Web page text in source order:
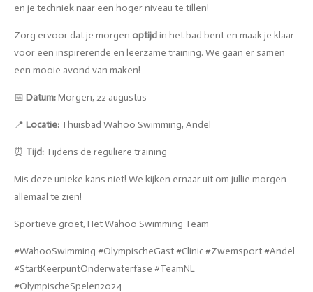
en je techniek naar een hoger niveau te tillen!
Zorg ervoor dat je morgen optijd in het bad bent en maak je klaar
voor een inspirerende en leerzame training. We gaan er samen
een mooie avond van maken!
📅 Datum:Morgen, 22 augustus
📍 Locatie: Thuisbad Wahoo Swimming, Andel
⏰ Tijd: Tijdens de reguliere training
Mis deze unieke kans niet! We kijken ernaar uit om jullie morgen
allemaal te zien!
Sportieve groet, Het Wahoo Swimming Team
#WahooSwimming #OlympischeGast #Clinic #Zwemsport #Andel
#StartKeerpuntOnderwaterfase #TeamNL
#OlympischeSpelen2024